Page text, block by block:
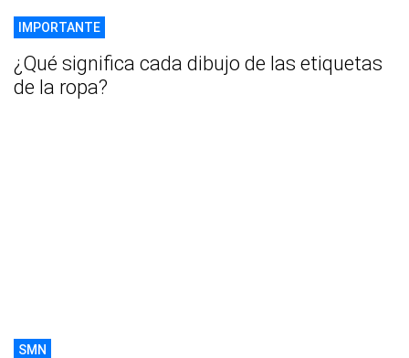
IMPORTANTE
¿Qué significa cada dibujo de las etiquetas
de la ropa?
SMN